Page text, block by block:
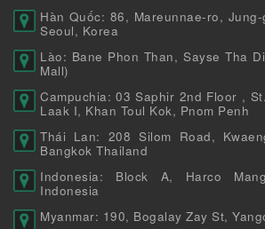
Hàn Quốc: 86, Mareunnae-ro,
Seoul, Korea
Lào: Bane Phon Than, Sayse Tha
Mall)
Campuchia: 03 Saphir 2nd Floor ,
Laak I, Khan Toul Kok, Pnom Penh
Thái Lan: 208 Silom Road,
Bangkok Thailand
Indonesia: Block A, Harco
Indonesia
Myanmar: 190, Bogalay Zay St,